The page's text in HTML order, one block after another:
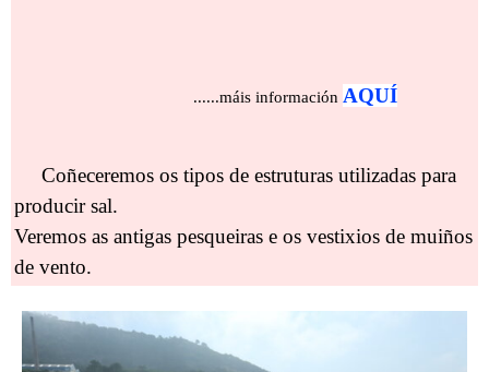
......máis información AQUÍ
Coñeceremos os tipos de estruturas utilizadas para
producir sal.
Veremos as antigas pesqueiras e os vestixios de muiños
de vento.